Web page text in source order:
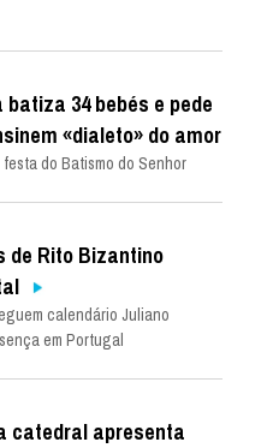
34 bebés e pede
«dialeto» do amor
do Batismo do Senhor
de Rito Bizantino
calendário Juliano
em Portugal
catedral apresenta